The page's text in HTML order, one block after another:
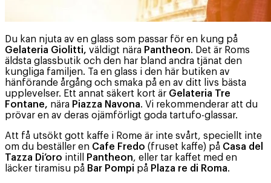
Du kan njuta av en glass som passar för en kung på
Gelateria Giolitti, väldigt nära Pantheon. Det är Roms
äldsta glassbutik och den har bland andra tjänat den
kungliga familjen. Ta en glass i den här butiken av
hänförande årgång och smaka på en av ditt livs bästa
upplevelser. Ett annat säkert kort är Gelateria Tre
Fontane, nära Piazza Navona. Vi rekommenderar att du
prövar en av deras ojämförligt goda tartufo-glassar.
Att få utsökt gott kaffe i Rome är inte svårt, speciellt inte
om du beställer en Cafe Fredo (fruset kaffe) på Casa del
Tazza Di’oro intill Pantheon, eller tar kaffet med en
läcker tiramisu på Bar Pompi på Plaza re di Roma.